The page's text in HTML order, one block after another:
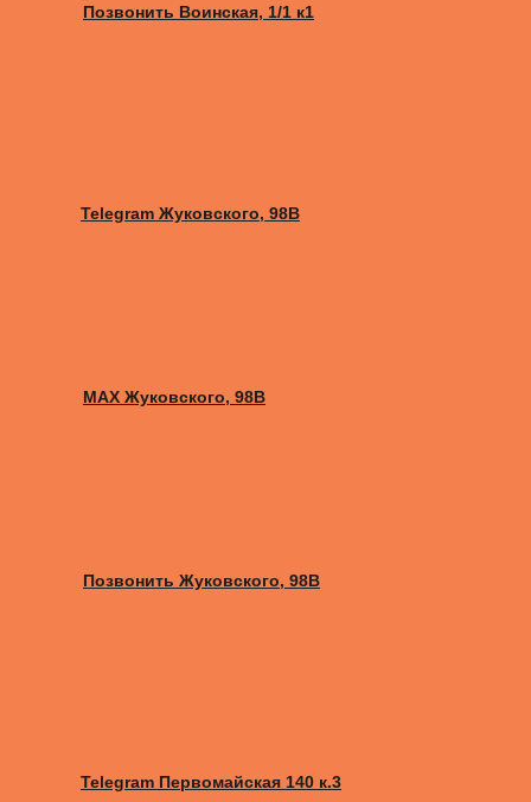
Позвонить Воинская, 1/1 к1
Telegram Жуковского, 98B
MAX Жуковского, 98B
Позвонить Жуковского, 98B
Telegram Первомайская 140 к.3